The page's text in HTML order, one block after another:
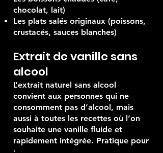
biscuit, sablés)
Les boissons chaudes (café,
chocolat, lait)
Les plats salés originaux (poissons,
crustacés, sauces blanches)
Extrait de vanille sans
alcool
L’extrait naturel sans alcool
convient aux personnes qui ne
consomment pas d’alcool, mais
aussi à toutes les recettes où l’on
souhaite une vanille fluide et